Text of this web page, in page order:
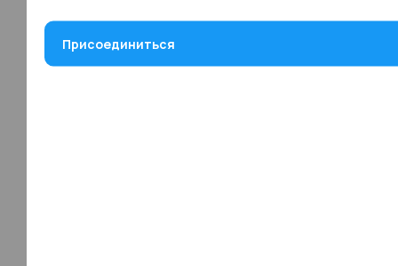
Присоединиться